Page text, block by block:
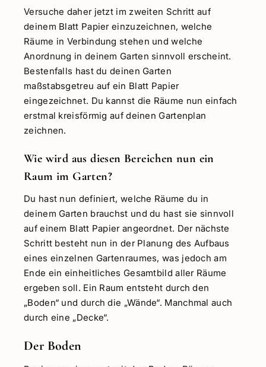
Versuche daher jetzt im zweiten Schritt auf
deinem Blatt Papier einzuzeichnen, welche
Räume in Verbindung stehen und welche
Anordnung in deinem Garten sinnvoll erscheint.
Bestenfalls hast du deinen Garten
maßstabsgetreu auf ein Blatt Papier
eingezeichnet. Du kannst die Räume nun einfach
erstmal kreisförmig auf deinen Gartenplan
zeichnen.
Wie wird aus diesen Bereichen nun ein
Raum im Garten?
Du hast nun definiert, welche Räume du in
deinem Garten brauchst und du hast sie sinnvoll
auf einem Blatt Papier angeordnet. Der nächste
Schritt besteht nun in der Planung des Aufbaus
eines einzelnen Gartenraumes, was jedoch am
Ende ein einheitliches Gesamtbild aller Räume
ergeben soll. Ein Raum entsteht durch den
„Boden“ und durch die „Wände“. Manchmal auch
durch eine „Decke“.
Der Boden